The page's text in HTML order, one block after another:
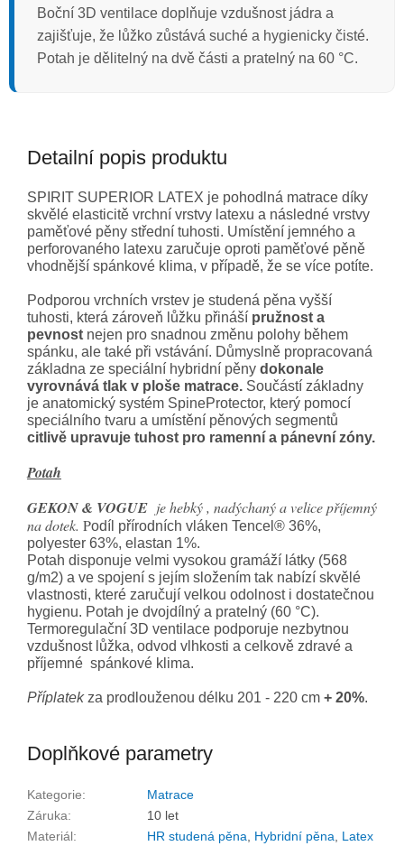
Boční 3D ventilace doplňuje vzdušnost jádra a
zajišťuje, že lůžko zůstává suché a hygienicky čisté.
Potah je dělitelný na dvě části a pratelný na 60 °C.
Detailní popis produktu
SPIRIT SUPERIOR LATEX je pohodlná matrace díky
skvělé elasticitě vrchní vrstvy latexu a následné vrstvy
paměťové pěny střední tuhosti. Umístění jemného a
perforovaného latexu zaručuje oproti paměťové pěně
vhodnější spánkové klima, v případě, že se více potíte.
Podporou vrchních vrstev je studená pěna vyšší
tuhosti, která zároveň lůžku přináší pružnost a
pevnost nejen pro snadnou změnu polohy během
spánku, ale také při vstávání. Důmyslně propracovaná
základna ze speciální hybridní pěny dokonale
vyrovnává tlak v ploše matrace. Součástí základny
je anatomický systém SpineProtector, který pomocí
speciálního tvaru a umístění pěnových segmentů
citlivě upravuje tuhost pro ramenní a pánevní zóny.
Potah
GEKON & VOGUE je hebký , nadýchaný a velice příjemný
na dotek. Podíl přírodních vláken Tencel® 36%,
polyester 63%, elastan 1%.
Potah disponuje velmi vysokou gramáží látky (568
g/m2) a ve spojení s jejím složením tak nabízí skvělé
vlastnosti, které zaručují velkou odolnost i dostatečnou
hygienu. Potah je dvojdílný a pratelný (60 °C).
Termoregulační 3D ventilace podporuje nezbytnou
vzdušnost lůžka, odvod vlhkosti a celkově zdravé a
příjemné spánkové klima.
Příplatekza prodlouženou délku 201 - 220 cm + 20%.
Doplňkové parametry
Kategorie:
Matrace
Záruka:
10 let
Materiál: HR studená pěna Hybridní pěna
Latex